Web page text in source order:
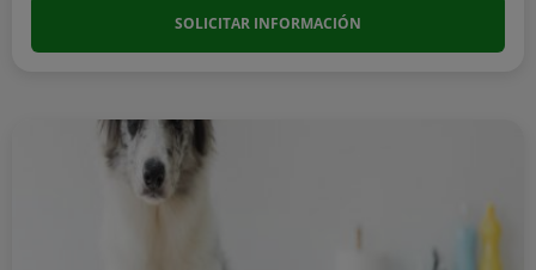
SOLICITAR INFORMACIÓN